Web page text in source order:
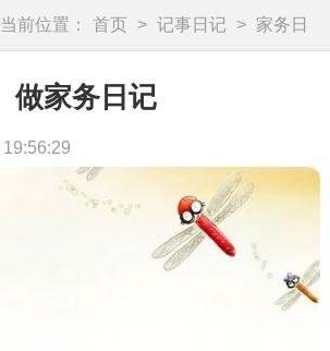
当前位置： 首页 > 记事日记 >
家务日
记
做家务日记